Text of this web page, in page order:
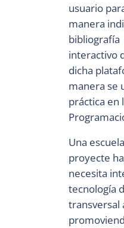
usuario
manera
interactivo
dicha
manera se
práctica en
Una
proyecte
necesita
tecnología
transversal